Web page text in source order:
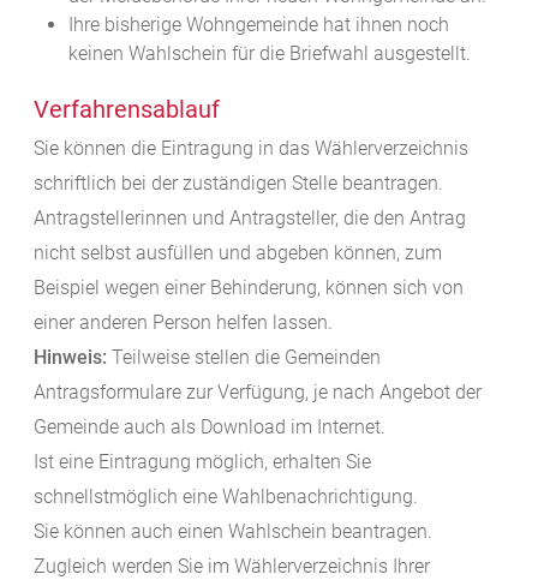
Ihre bisherige Wohngemeinde hat ihnen noch
keinen Wahlschein für die Briefwahl ausgestellt.
Verfahrensablauf
Sie können die Eintragung in das Wählerverzeichnis
schriftlich bei der zuständigen Stelle beantragen.
Antragstellerinnen und Antragsteller, die den Antrag
nicht selbst ausfüllen und abgeben können, zum
Beispiel wegen einer Behinderung, können sich von
einer anderen Person helfen lassen.
Hinweis: Teilweise stellen die Gemeinden
Antragsformulare zur Verfügung, je nach Angebot der
Gemeinde auch als Download im Internet.
Ist eine Eintragung möglich, erhalten Sie
schnellstmöglich eine Wahlbenachrichtigung.
Sie können auch einen Wahlschein beantragen.
Zugleich werden Sie im Wählerverzeichnis Ihrer